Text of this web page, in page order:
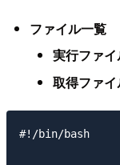
ファイル一覧
実行ファイ
取得ファイ
#!/bin/bash